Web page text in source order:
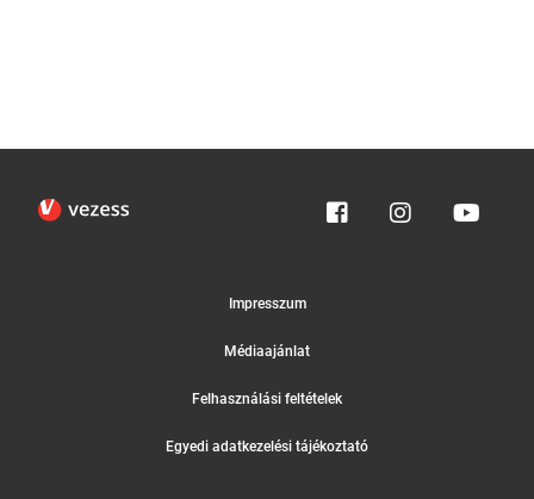
Impresszum
Médiaajánlat
Felhasználási feltételek
Egyedi adatkezelési tájékoztató